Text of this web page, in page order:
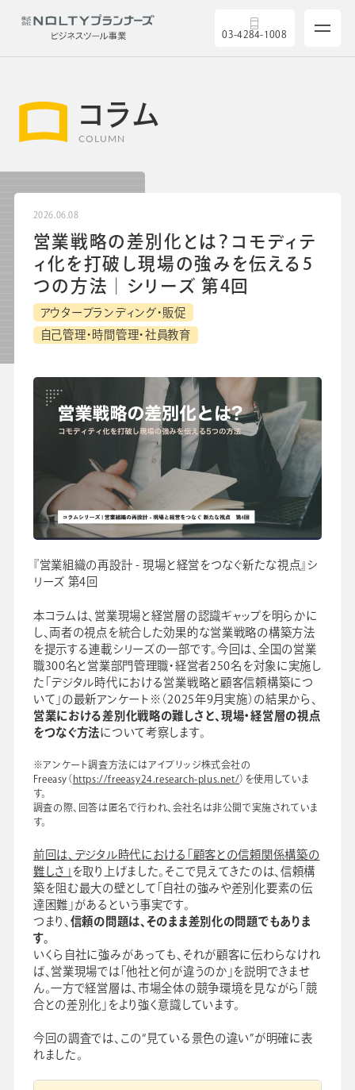
03-4284-1008
製品を探す
5つの強み
セミナー
手帳・カレンダー商品
におけるSDGsの取組み
ビジネスベーシックダイアリー
手帳資料一覧
コラム
関連サービス
会社情報
学校向け人材育成事業 企業情報
コラム
COLUMN
2026.06.08
営業戦略の差別化とは？コモディテ
ィ化を打破し現場の強みを伝える5
つの方法│シリーズ 第4回
アウターブランディング・販促
自己管理・時間管理・社員教育
『営業組織の再設計 - 現場と経営をつなぐ新たな視点』シ
リーズ 第4回
本コラムは、営業現場と経営層の認識ギャップを明らかに
し、両者の視点を統合した効果的な営業戦略の構築方法
を提示する連載シリーズの一部です。今回は、全国の営業
職300名と営業部門管理職・経営者250名を対象に実施し
た「デジタル時代における営業戦略と顧客信頼構築につ
いて」の最新アンケート※（2025年9月実施）の結果から、
営業における差別化戦略の難しさと、現場・経営層の視点
をつなぐ方法について考察します。
※アンケート調査方法にはアイブリッジ株式会社の
Freeasy（ https://freeasy24.research-plus.net/）を使用していま
す。
調査の際、回答は匿名で行われ、会社名は非公開で実施されていま
す。
前回は、デジタル時代における「顧客との信頼関係構築の
難しさ」 を取り上げました。そこで見えてきたのは、信頼構
築を阻む最大の壁として「自社の強みや差別化要素の伝
達困難」があるという事実です。
つまり、 信頼の問題は、そのまま差別化の問題でもありま
す。
いくら自社に強みがあっても、それが顧客に伝わらなけれ
ば、営業現場では「他社と何が違うのか」を説明できませ
ん。一方で経営層は、市場全体の競争環境を見ながら「競
合との差別化」をより強く意識しています。
今回の調査では、この“見ている景色の違い”が明確に表
れました。